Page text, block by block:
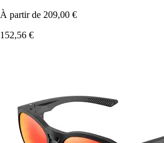
À partir de 209,00 €
152,56 €